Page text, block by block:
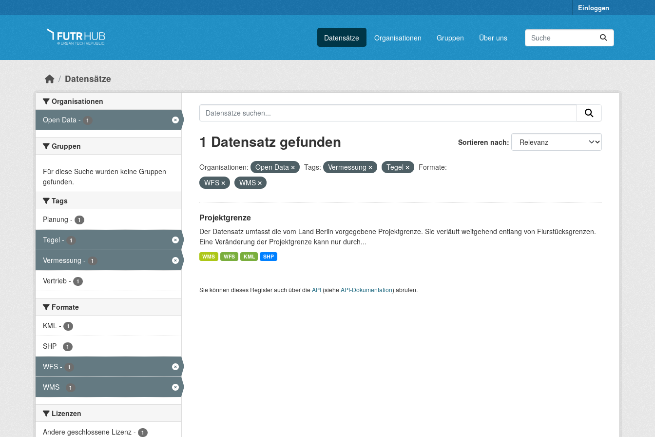
Einloggen
Datensätze Organisationen Gruppen Über uns
Datensätze
Organisationen
Open Data - 1
Gruppen
Für diese Suche wurden keine Gruppen
gefunden.
Tags
Planung - 1
Tegel - 1
Vermessung - 1
Vertrieb - 1
Formate
KML - 1
SHP - 1
WFS - 1
WMS - 1
Lizenzen
Andere geschlossene Lizenz - 1
Sortieren nach
1 Datensatz gefunden
Organisationen: Open Data Tags: Vermessung Tegel
Formate:
WFS
WMS
Projektgrenze
Der Datensatz umfasst die vom Land Berlin vorgegebene Projektgrenze. Sie verläuft weitgehend entlang von Flurstücksgrenzen.
Eine Veränderung der Projektgrenze kann nur durch...
WMS WFS KML SHP
Sie können dieses Register auch über dieAPI(sieheAPI-Dokumentation) abrufen.